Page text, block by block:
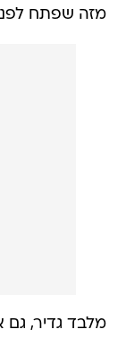
מזה שפתח
מלבד גדיר, גם